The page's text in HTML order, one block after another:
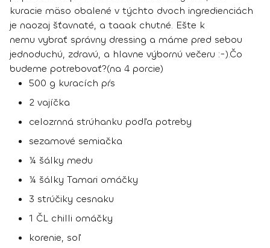
kuracie mäso obalené v týchto dvoch ingredienciách
je naozaj šťavnaté, a taaak chutné. Ešte k
nemu vybrať správny dressing a máme pred sebou
jednoduchú, zdravú, a hlavne výbornú večeru :-).Čo
budeme potrebovať?(na 4 porcie)
500 g kuracích pŕs
2 vajíčka
celozrnná strúhanku podľa potreby
sezamové semiačka
¼ šálky medu
¼ šálky Tamari omáčky
3 strúčiky cesnaku
1 ČL chilli omáčky
korenie, soľ